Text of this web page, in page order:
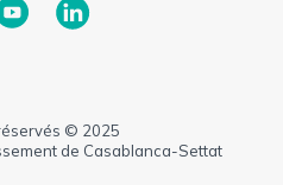
© 2025
de Casablanca-Settat